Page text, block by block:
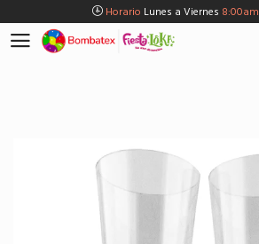
Horario Lunes a Viernes 8:00am
HorarioSábados
Horario
Domingos y Fest. 9:00am